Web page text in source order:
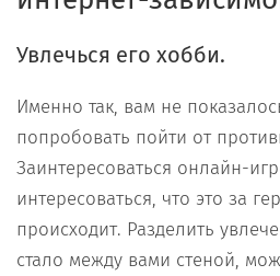
Увлечься его хобби.
Именно так, вам не
попробовать пойти от
Заинтересоваться онлайн-
интересоваться, что это за
происходит. Разделить
стало между вами стеной,